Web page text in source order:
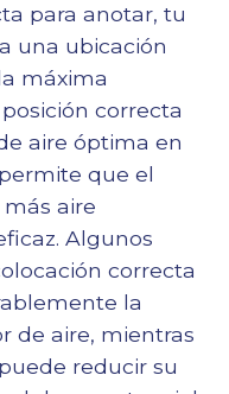
para anotar, tu
una ubicación
máxima
correcta
aire óptima en
que el
aire
Algunos
correcta
la
de aire, mientras
reducir su